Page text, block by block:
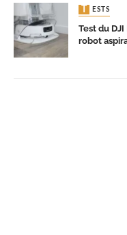
TESTS
Test du
robot